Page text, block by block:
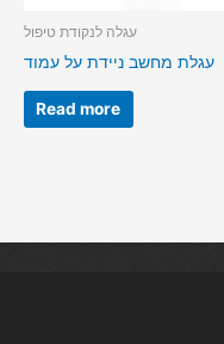
עגלה לנקודת טיפול
עגלת מחשב ניידת על עמוד
Read more